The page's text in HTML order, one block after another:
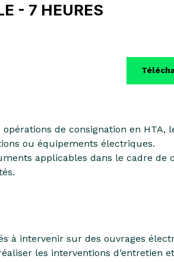
- 7 HEURES
de consignation en
ou équipements électriques.
applicables dans le cadre
à intervenir sur des ouvrages
les interventions d’entretien